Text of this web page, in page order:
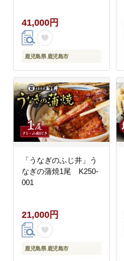
41,000円
鹿児島県 鹿児島市
「うなぎのふじ井」う
なぎの蒲焼1尾 K250-
001
21,000円
鹿児島県 鹿児島市